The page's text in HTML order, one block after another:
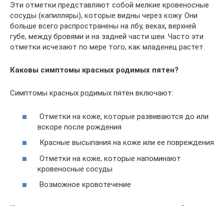
Эти отметки представляют собой мелкие кровеносные
сосуды (капилляры), которые видны через кожу. Они
больше всего распространены на лбу, веках, верхней
губе, между бровями и на задней части шеи. Часто эти
отметки исчезают по мере того, как младенец растет.
Каковы симптомы красных родимых пятен?
Симптомы красных родимых пятен включают:
Отметки на коже, которые развиваются до или
вскоре после рождения
Красные высыпания на коже или ее повреждения
Отметки на коже, которые напоминают
кровеносные сосуды
Возможное кровотечение